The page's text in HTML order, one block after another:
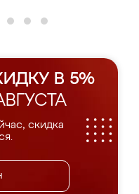
В 5%
скидка